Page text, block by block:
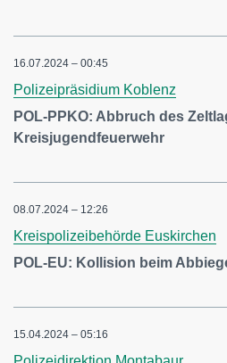
16.07.2024 – 00:45
Polizeipräsidium Koblenz
POL-PPKO: Abbruch des
Kreisjugendfeuerwehr
08.07.2024 – 12:26
Kreispolizeibehörde Euskirchen
POL-EU: Kollision beim
15.04.2024 – 05:16